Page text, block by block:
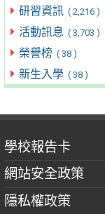
研習資訊 ( 2,216 )
活動訊息 ( 3,703 )
榮譽榜 ( 38 )
新生入學 ( 38 )
學校報告卡
網站安全政策
隱私權政策